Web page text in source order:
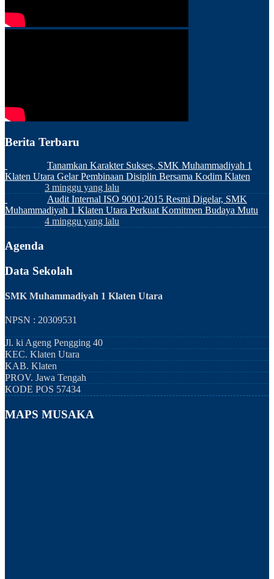
Berita Terbaru
Tanamkan Karakter Sukses, SMK Muhammadiyah 1
Klaten Utara Gelar Pembinaan Disiplin Bersama Kodim Klaten
3 minggu yang lalu
Audit Internal ISO 9001:2015 Resmi Digelar, SMK
Muhammadiyah 1 Klaten Utara Perkuat Komitmen Budaya Mutu
4 minggu yang lalu
Agenda
Data Sekolah
SMK Muhammadiyah 1 Klaten Utara
NPSN : 20309531
Jl. ki Ageng Pengging 40
KEC. Klaten Utara
KAB. Klaten
PROV. Jawa Tengah
KODE POS 57434
MAPS MUSAKA